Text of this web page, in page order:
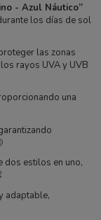
- Azul Náutico”
los días de sol
las zonas
rayos UVA y UVB
una
dos estilos en uno,
adaptable,